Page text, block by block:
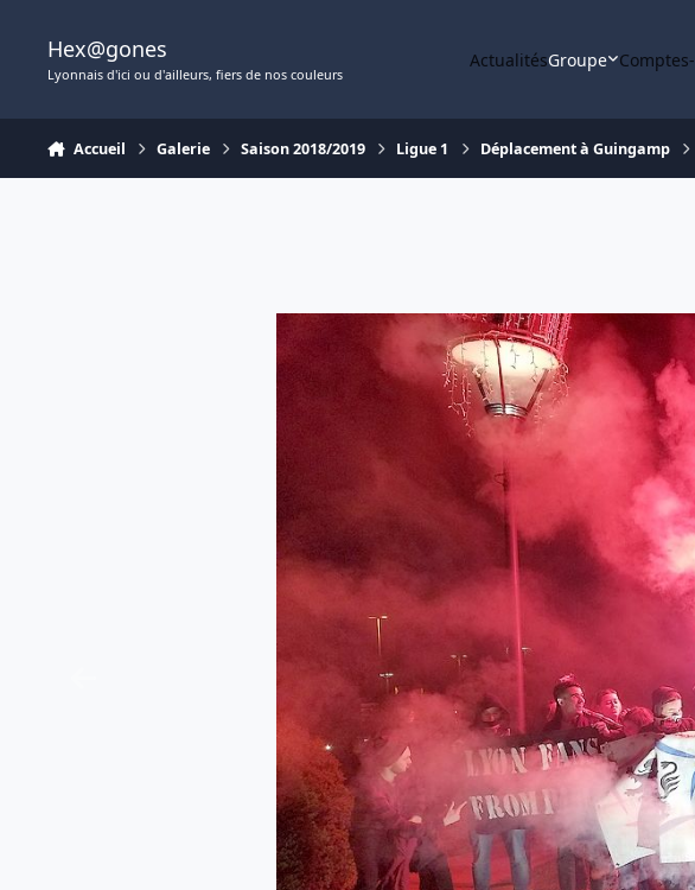
Hex@gones
Lyonnais d'ici ou d'ailleurs, fiers de nos couleurs
ActualitésGroupe
Accueil Galerie Saison 2018/2019 Ligue 1 Déplacement à Guingamp